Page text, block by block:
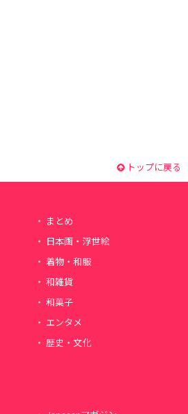
トップに戻る
まとめ
日本画・浮世絵
着物・和服
和雑貨
和菓子
エンタメ
歴史・文化